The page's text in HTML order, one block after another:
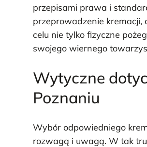
przepisami prawa i
przeprowadzenie kremacji,
celu nie tylko fizyczne
swojego wiernego
Wytyczne
Poznaniu
Wybór odpowiedniego
rozwagą i uwagą. W tak